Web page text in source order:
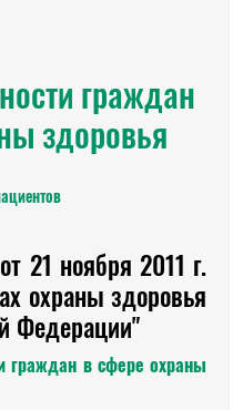
граждан
здоровья
21 ноября 2011 г.
охраны здоровья
Федерации"
граждан в сфере охраны